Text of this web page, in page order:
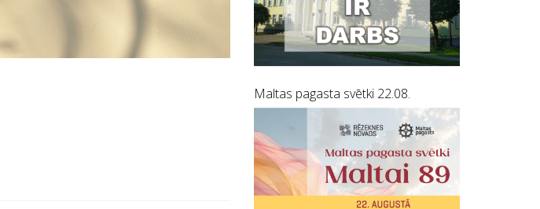
Maltas pagasta svētki 22.08.